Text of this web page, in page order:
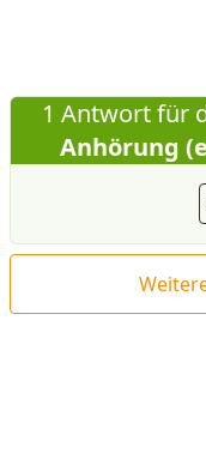
1 Antwort für
Anhörung